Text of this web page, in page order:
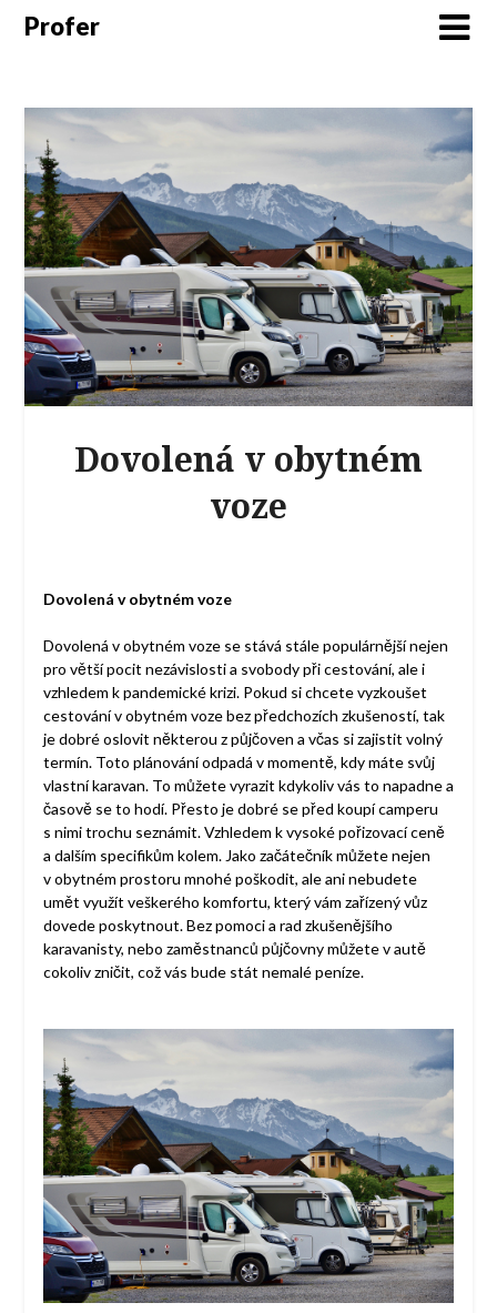
Profer
Dovolená v obytném
voze
Dovolená v obytném voze
Dovolená v obytném voze se stává stále populárnější nejen
pro větší pocit nezávislosti a svobody při cestování, ale i
vzhledem k pandemické krizi. Pokud si chcete vyzkoušet
cestování v obytném voze bez předchozích zkušeností, tak
je dobré oslovit některou z půjčoven a včas si zajistit volný
termín. Toto plánování odpadá v momentě, kdy máte svůj
vlastní karavan. To můžete vyrazit kdykoliv vás to napadne a
časově se to hodí. Přesto je dobré se před koupí camperu
s nimi trochu seznámit. Vzhledem k vysoké pořizovací ceně
a dalším specifikům kolem. Jako začátečník můžete nejen
v obytném prostoru mnohé poškodit, ale ani nebudete
umět využít veškerého komfortu, který vám zařízený vůz
dovede poskytnout. Bez pomoci a rad zkušenějšího
karavanisty, nebo zaměstnanců půjčovny můžete v autě
cokoliv zničit, což vás bude stát nemalé peníze.